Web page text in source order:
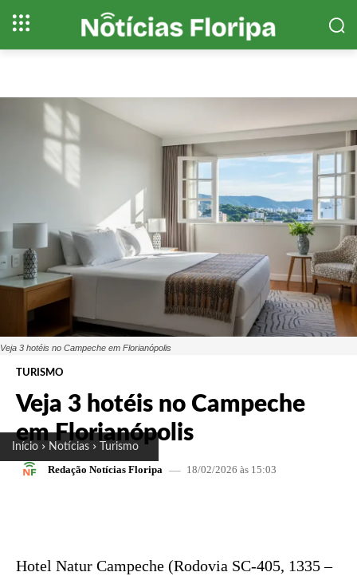
Início Notícias Turismo
Veja 3 hotéis no Campeche em Florianópolis
TURISMO
Veja 3 hotéis no Campeche
em Florianópolis
Redação Notícias Floripa 18/02/2026 às 15:03
Hotel Natur Campeche (Rodovia SC-405, 1335 –